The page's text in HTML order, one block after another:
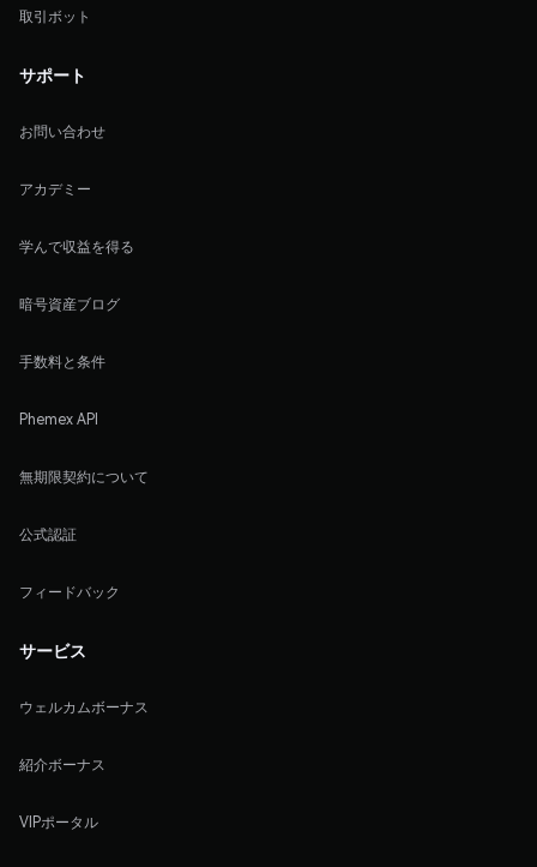
取引ボット
サポート
お問い合わせ
アカデミー
学んで収益を得る
暗号資産ブログ
手数料と条件
Phemex API
無期限契約について
公式認証
フィードバック
サービス
ウェルカムボーナス
紹介ボーナス
VIPポータル